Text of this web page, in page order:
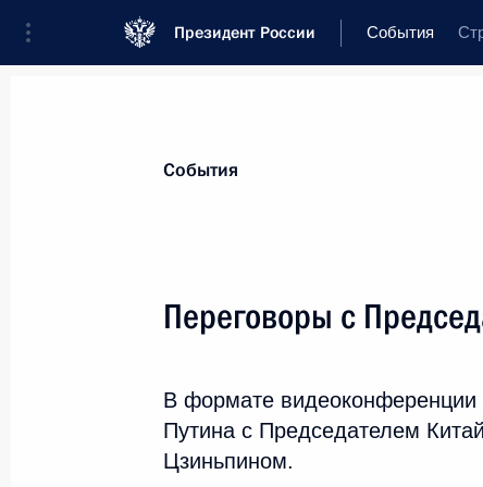
Президент России События
Новости
28 января 2025 года, 18:30 Тольятти
События
Переговоры с
В формате видеоконференции
Путина с Председателем
Цзиньпином.